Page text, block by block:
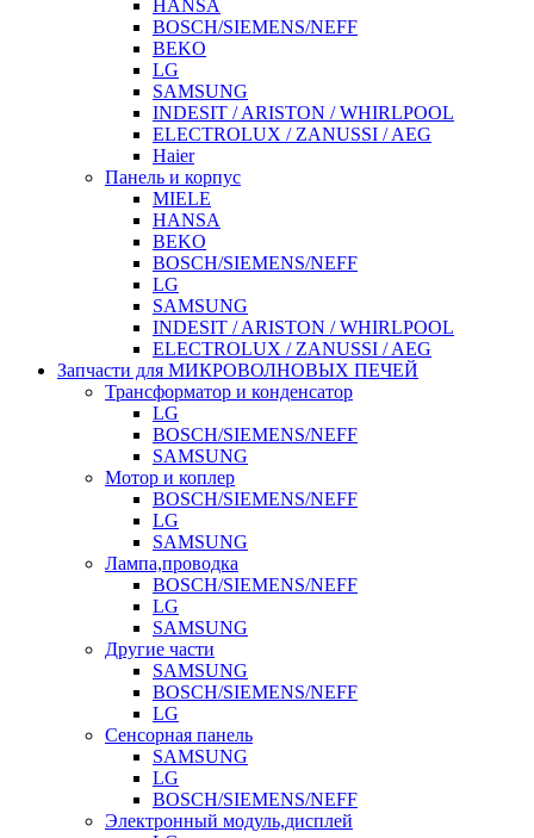
HANSA
BOSCH/SIEMENS/NEFF
BEKO
LG
SAMSUNG
INDESIT / ARISTON / WHIRLPOOL
ELECTROLUX / ZANUSSI / AEG
Haier
Панель и корпус
MIELE
HANSA
BEKO
BOSCH/SIEMENS/NEFF
LG
SAMSUNG
INDESIT / ARISTON / WHIRLPOOL
ELECTROLUX / ZANUSSI / AEG
Запчасти для МИКРОВОЛНОВЫХ ПЕЧЕЙ
Трансформатор и конденсатор
LG
BOSCH/SIEMENS/NEFF
SAMSUNG
Мотор и коплер
BOSCH/SIEMENS/NEFF
LG
SAMSUNG
Лампа,проводка
BOSCH/SIEMENS/NEFF
LG
SAMSUNG
Другие части
SAMSUNG
BOSCH/SIEMENS/NEFF
LG
Сенсорная панель
SAMSUNG
LG
BOSCH/SIEMENS/NEFF
Электронный модуль,дисплей